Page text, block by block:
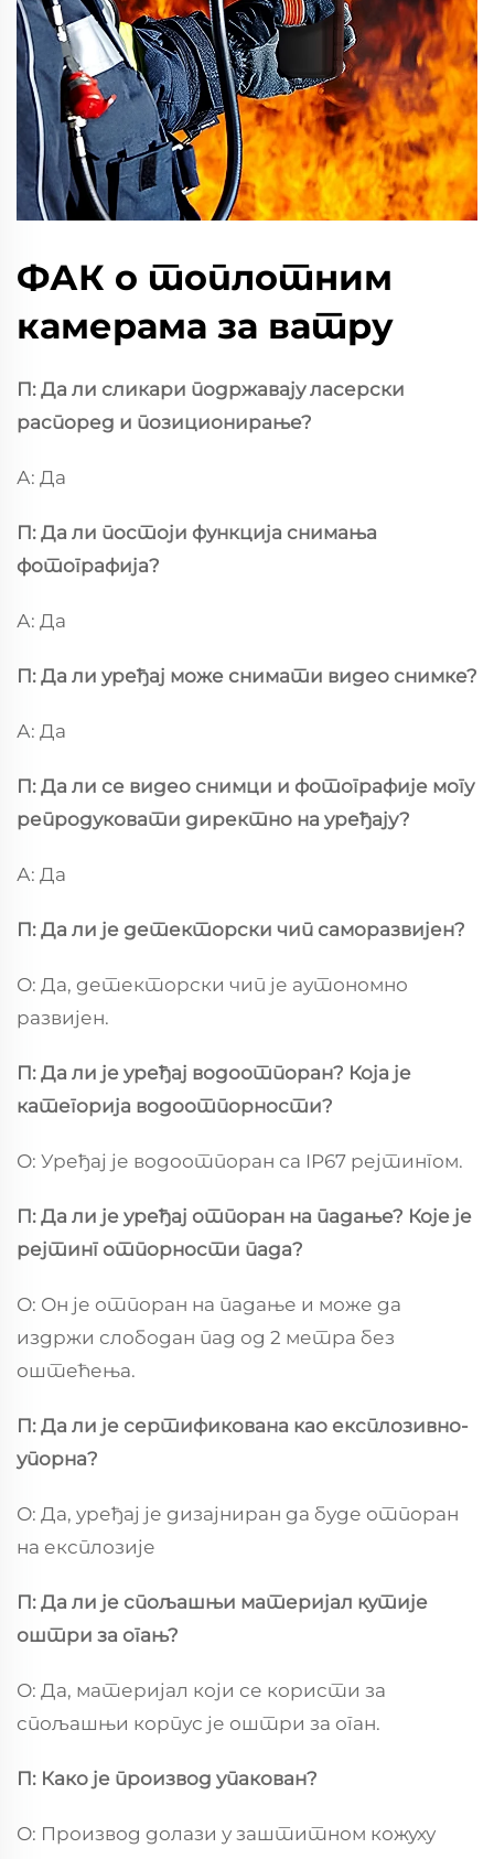
ФАК о топлотним
камерама за ватру
П: Да ли сликари подржавају ласерски
распоред и позиционирање?
А: Да
П: Да ли постоји функција снимања
фотографија?
А: Да
П: Да ли уређај може снимати видео снимке?
А: Да
П: Да ли се видео снимци и фотографије могу
репродуковати директно на уређају?
А: Да
П: Да ли је детекторски чип саморазвијен?
О: Да, детекторски чип је аутономно
развијен.
П: Да ли је уређај водоотпоран? Која је
категорија водоотпорности?
О: Уређај је водоотпоран са IP67 рејтингом.
П: Да ли је уређај отпоран на падање? Које је
рејтинг отпорности пада?
О: Он је отпоран на падање и може да
издржи слободан пад од 2 метра без
оштећења.
П: Да ли је сертификована као експлозивно-
упорна?
О: Да, уређај је дизајниран да буде отпоран
на експлозије
П: Да ли је спољашњи материјал кутије
оштри за огањ?
О: Да, материјал који се користи за
спољашњи корпус је оштри за оган.
П: Како је производ упакован?
О: Производ долази у заштитном кожуху